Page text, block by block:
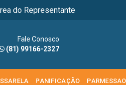
do Representante
Fale Conosco
(81) 99166-2327
PANIFICAÇÃO PARMESSAO